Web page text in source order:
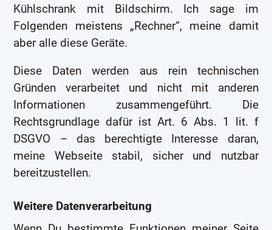
Kühlschrank mit Bildschirm. Ich sage im
Folgenden meistens „Rechner“, meine damit
aber alle diese Geräte.
Diese Daten werden aus rein technischen
Gründen verarbeitet und nicht mit anderen
Informationen zusammengeführt. Die
Rechtsgrundlage dafür ist Art. 6 Abs. 1 lit. f
DSGVO – das berechtigte Interesse daran,
meine Webseite stabil, sicher und nutzbar
bereitzustellen.
Weitere Datenverarbeitung